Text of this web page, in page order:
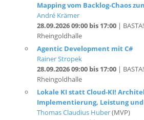
28.09.2026 09:00 bis 17:00|
Rheingoldhalle
Agentic Development mit C#
Rainer Stropek
28.09.2026 09:00 bis 17:00|
Rheingoldhalle
Lokale KI statt Cloud-KI!
Implementierung, Leistung und
Thomas Claudius Huber(MVP)
16.09.2026 16:30 bis 17:15|
Softwareentwickler(innen) |